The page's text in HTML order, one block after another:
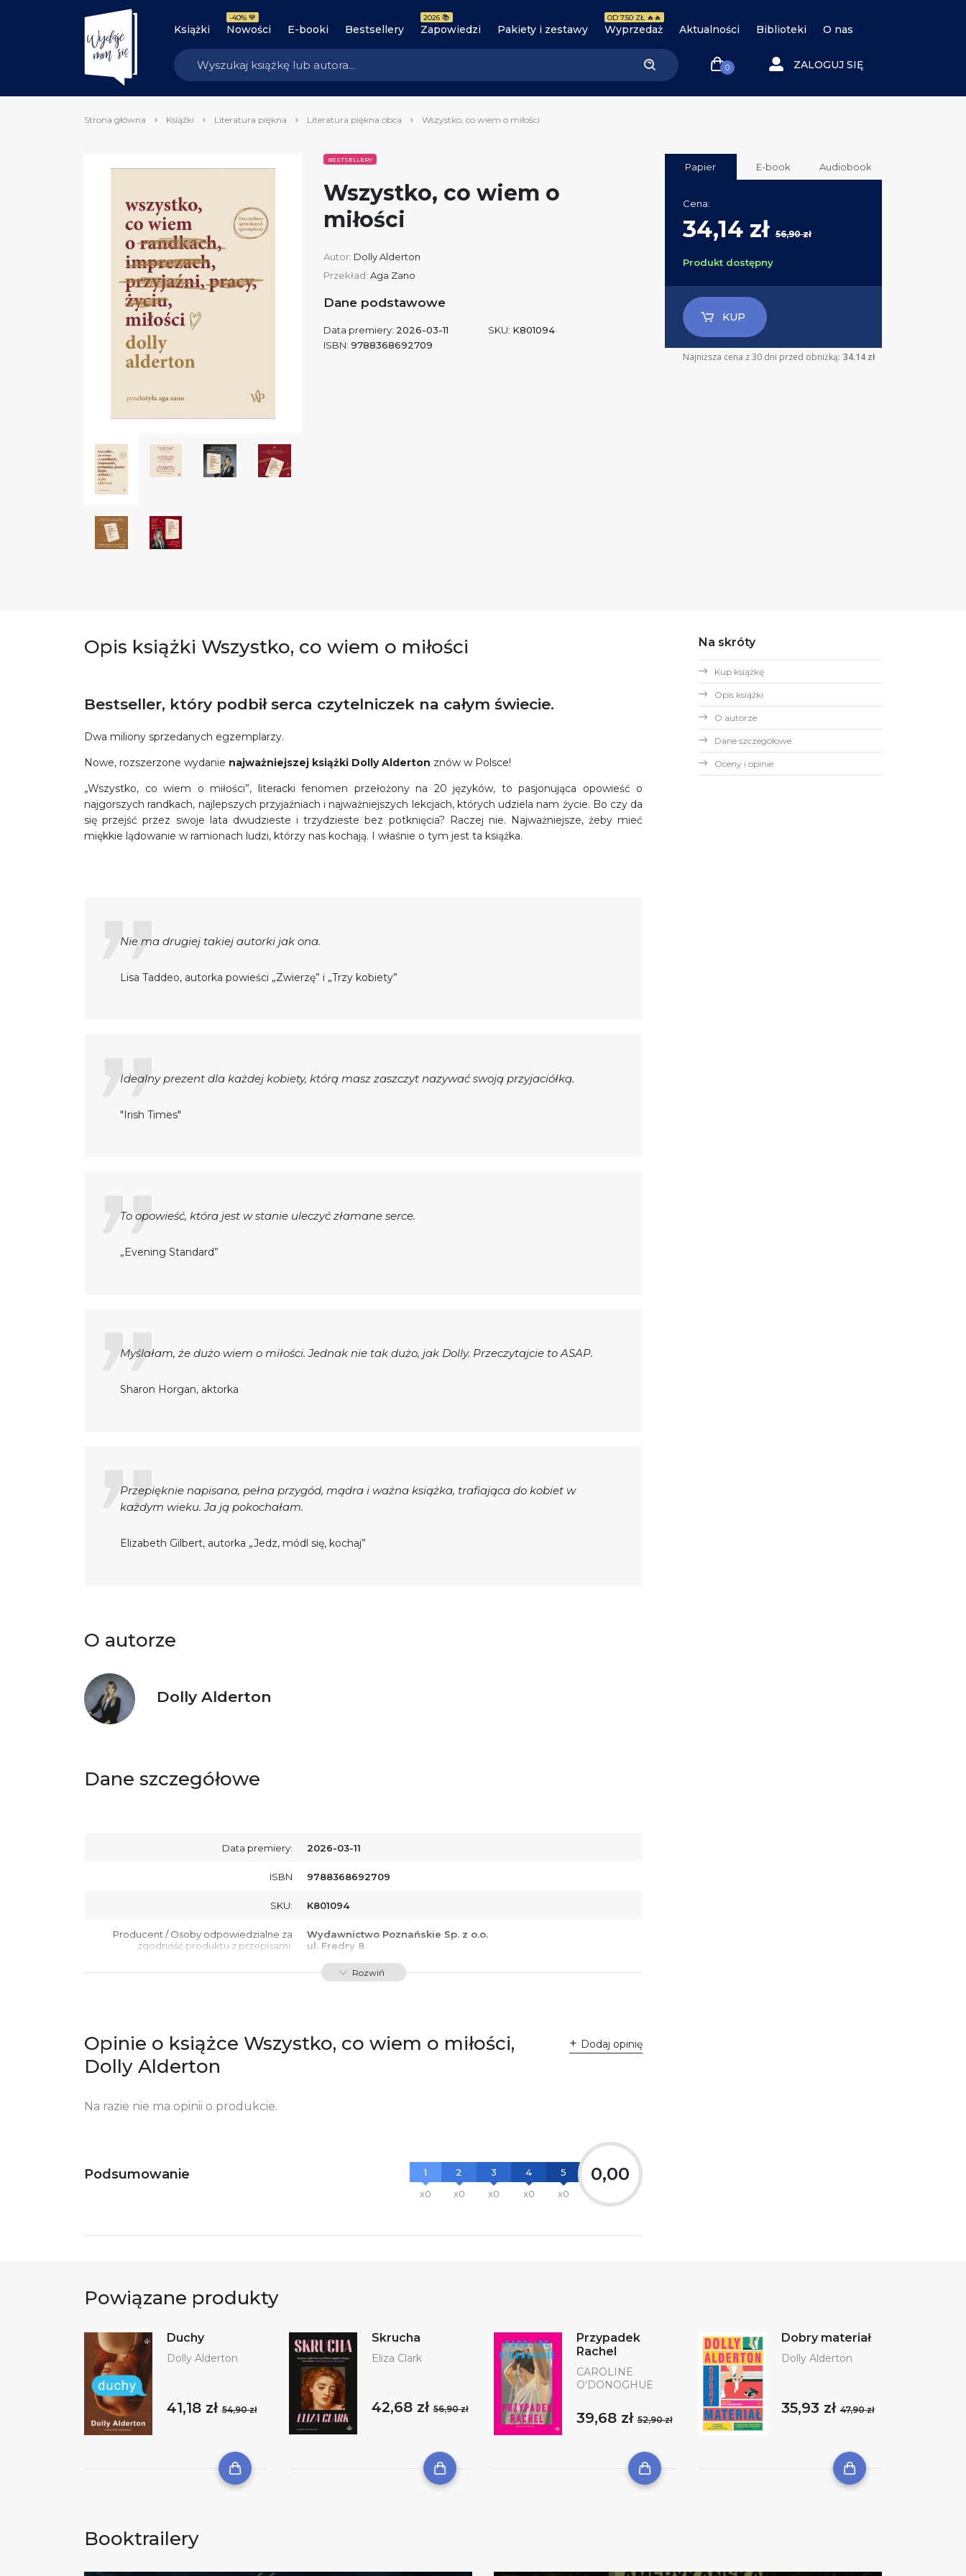
Książki Nowości
-40% 💙
E-booki Bestsellery Zapowiedzi
2026 📚
Pakiety i zestawy Wyprzedaż
OD 7.50 ZŁ 🔥🔥
Aktualności Biblioteki O nas
0 ZALOGUJ SIĘ
Strona główna Książki Literatura piękna Literatura piękna obca Wszystko, co wiem o miłości
BESTSELLERY
Wszystko, co wiem o
miłości
Autor: Dolly Alderton
Przekład: Aga Zano
Dane podstawowe
Data premiery: 2026-03-11
ISBN: 9788368692709
SKU: K801094
Papier E-book Audiobook
Cena:
34,14 zł56,90 zł
Produkt dostępny
KUP
Najniższa cena z 30 dni przed obniżką: 34.14 zł
Opis książki Wszystko, co wiem o miłości
Bestseller, który podbił serca czytelniczek na całym świecie.
Dwa miliony sprzedanych egzemplarzy.
Nowe, rozszerzone wydanie najważniejszej książki Dolly Alderton znów w Polsce!
„Wszystko, co wiem o miłości”, literacki fenomen przełożony na 20 języków, to pasjonująca opowieść o
najgorszych randkach, najlepszych przyjaźniach i najważniejszych lekcjach, których udziela nam życie. Bo czy da
się przejść przez swoje lata dwudzieste i trzydzieste bez potknięcia? Raczej nie. Najważniejsze, żeby mieć
miękkie lądowanie w ramionach ludzi, którzy nas kochają. I właśnie o tym jest ta książka.
Nie ma drugiej takiej autorki jak ona.
Lisa Taddeo, autorka powieści „Zwierzę” i „Trzy kobiety”
Idealny prezent dla każdej kobiety, którą masz zaszczyt nazywać swoją przyjaciółką.
"Irish Times"
To opowieść, która jest w stanie uleczyć złamane serce.
„Evening Standard”
Myślałam, że dużo wiem o miłości. Jednak nie tak dużo, jak Dolly. Przeczytajcie to ASAP.
Sharon Horgan, aktorka
Przepięknie napisana, pełna przygód, mądra i ważna książka, trafiająca do kobiet w
każdym wieku. Ja ją pokochałam.
Elizabeth Gilbert, autorka „Jedz, módl się, kochaj”
O autorze
Dolly Alderton
Dane szczegółowe
Data premiery: 2026-03-11
ISBN 9788368692709
SKU: K801094
Producent / Osoby odpowiedzialne za
zgodność produktu z przepisami:
Wydawnictwo Poznańskie Sp. z o.o.
ul. Fredry 8
Polska
kontakt@wydajenamsie.pl
Rozwiń
Opinie o książce Wszystko, co wiem o miłości,
Dolly Alderton
Dodaj opinię
Na razie nie ma opinii o produkcie.
Podsumowanie
1
x0
2
x0
3
x0
4
x0
5
x0
0,00
Na skróty
Kup książkę
Opis książki
O autorze
Dane szczegółowe
Oceny i opinie
Powiązane produkty
Duchy
Dolly Alderton
41,18 zł54,90 zł
Skrucha
Eliza Clark
42,68 zł56,90 zł
Przypadek
Rachel
CAROLINE
O'DONOGHUE
39,68 zł52,90 zł
Dobry materiał
Dolly Alderton
35,93 zł47,90 zł
Booktrailery